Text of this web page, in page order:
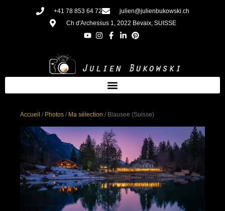
+41 78 853 64 72
julien@julienbukowski.ch
Ch d'Archessus 1, 2022 Bevaix, SUISSE
Accueil / Photos / Ma sélection / Blausee (Suisse)